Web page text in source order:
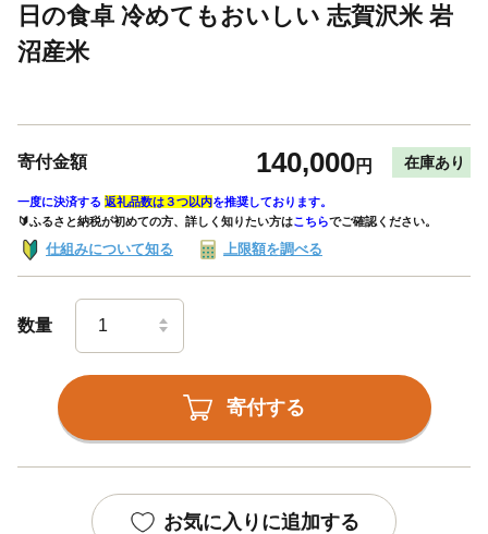
日の食卓 冷めてもおいしい 志賀沢米 岩
沼産米
寄付金額 140,000円 在庫あり
一度に決済する 返礼品数は３つ以内を推奨しております。
🔰ふるさと納税が初めての方、詳しく知りたい方はこちらでご確認ください。
仕組みについて知る 上限額を調べる
数量
寄付する
お気に入りに追加する